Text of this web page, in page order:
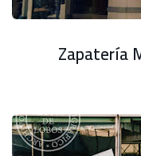
Zapatería